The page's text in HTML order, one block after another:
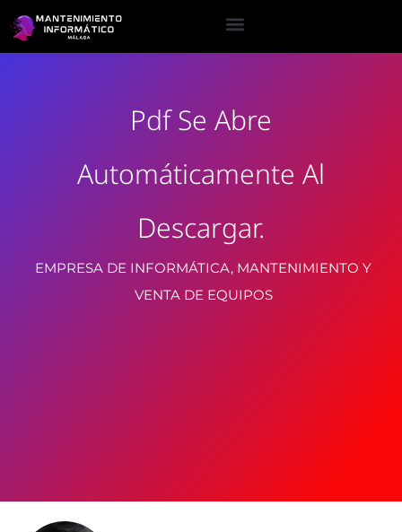
Pdf Se Abre
Automáticamente Al
Descargar.
EMPRESA DE INFORMÁTICA, MANTENIMIENTO Y
VENTA DE EQUIPOS